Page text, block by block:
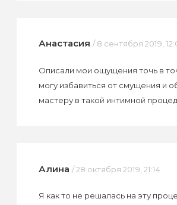
Анастасия / 8 сентября 2019,
Описали мои ощущения точь в
могу избавиться от смущения и
мастеру в такой интимной
Алина / 28 октября 2019, 21:14
Я как то не решалась на эту